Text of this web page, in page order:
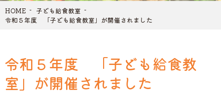
HOME
子ども給食教室
令和５年度 「子ども給食教室」が開催されました
令和５年度 「子ども給食教
室」が開催されました